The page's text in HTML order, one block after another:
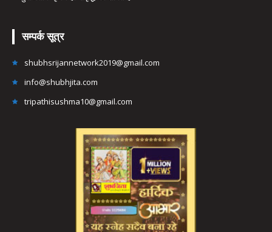
सम्पर्क सूत्र
shubhsrijannetwork2019@gmail.com
info@shubhjita.com
tripathisushma10@gmail.com